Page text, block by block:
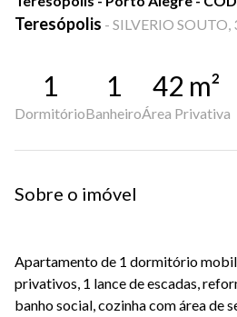
Teresópolis - SILVERIO SOUTO,
1
Dormitório
1
Banheiro
42 m²
Área Privativa
Sobre o imóvel
Apartamento de 1 dormitório
privativos, 1 lance de escadas,
banho social, cozinha com área de